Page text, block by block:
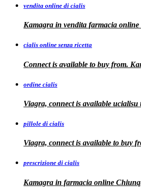
vendita online di cialis
Kamagra in vendita farmacia online
cialis online senza ricetta
Connect is available to buy from.
ordine cialis
Viagra, connect is available ucialisu
pillole di cialis
Viagra, connect is available to buy
prescrizione di cialis
Kamagra in farmacia online